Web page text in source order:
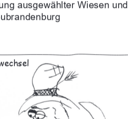
ausgewählter Wiesen und